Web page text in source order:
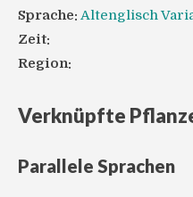
Sprache: Altenglisch
Zeit:
Region:
Verknüpfte
Parallele Sprachen